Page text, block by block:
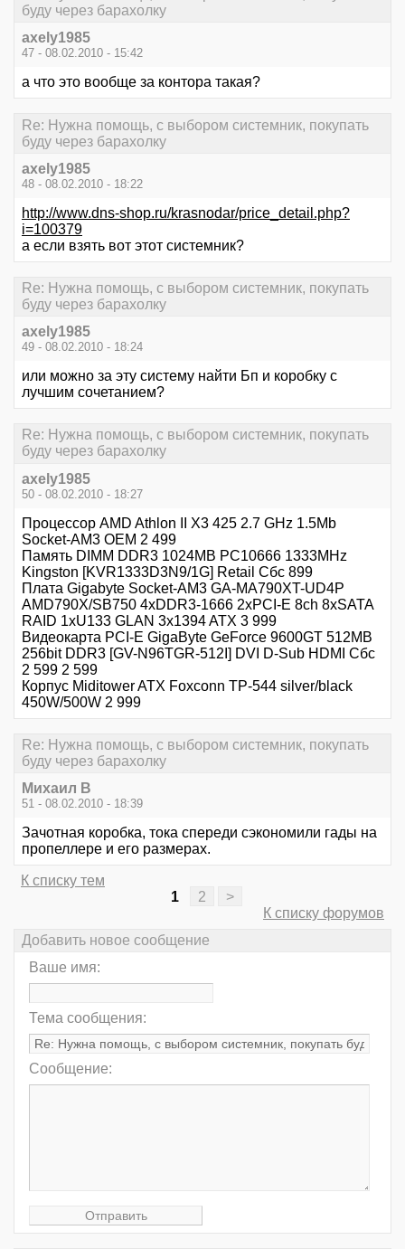
буду через барахолку
axely1985
47 - 08.02.2010 - 15:42
а что это вообще за контора такая?
Re: Нужна помощь, с выбором системник, покупать
буду через барахолку
axely1985
48 - 08.02.2010 - 18:22
http://www.dns-shop.ru/krasnodar/price_detail.php?
i=100379
а если взять вот этот системник?
Re: Нужна помощь, с выбором системник, покупать
буду через барахолку
axely1985
49 - 08.02.2010 - 18:24
или можно за эту систему найти Бп и коробку с
лучшим сочетанием?
Re: Нужна помощь, с выбором системник, покупать
буду через барахолку
axely1985
50 - 08.02.2010 - 18:27
Процессор AMD Athlon II X3 425 2.7 GHz 1.5Mb
Socket-AM3 OEM 2 499
Память DIMM DDR3 1024MB PC10666 1333MHz
Kingston [KVR1333D3N9/1G] Retail Сбс 899
Плата Gigabyte Socket-AM3 GA-MA790XT-UD4P
AMD790X/SB750 4xDDR3-1666 2xPCI-E 8ch 8xSATA
RAID 1xU133 GLAN 3x1394 ATX 3 999
Видеокарта PCI-E GigaByte GeForce 9600GT 512MB
256bit DDR3 [GV-N96TGR-512I] DVI D-Sub HDMI Сбс
2 599 2 599
Корпус Miditower ATX Foxconn TP-544 silver/black
450W/500W 2 999
Re: Нужна помощь, с выбором системник, покупать
буду через барахолку
Михаил В
51 - 08.02.2010 - 18:39
Зачотная коробка, тока спереди сэкономили гады на
пропеллере и его размерах.
К списку тем
1
2
>
К списку форумов
Добавить новое сообщение
Ваше имя:
Тема сообщения:
Сообщение: